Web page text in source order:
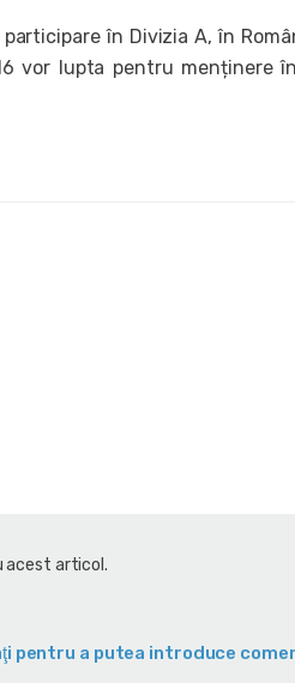
în Divizia A, în
vor lupta pentru menținere
acest articol.
pentru a putea introduce